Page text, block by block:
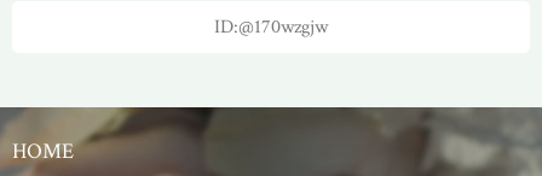
ID:@170wzgjw
HOME